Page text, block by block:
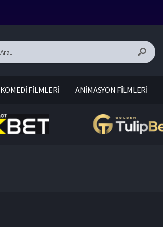
KOMEDİ FİLMLERİ ANİMASYON FİLMLERİ